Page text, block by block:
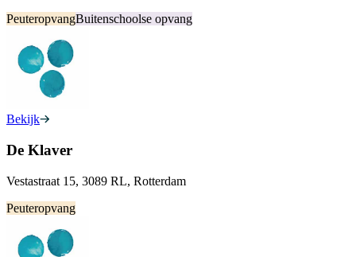
PeuteropvangBuitenschoolse opvang
Bekijk
De Klaver
Vestastraat 15, 3089 RL, Rotterdam
Peuteropvang